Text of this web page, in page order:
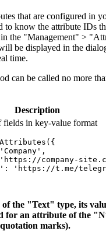
that are configured in
to know the attribute IDs
the "Management" >
be displayed in the
time.
can be called no more
Description
fields in key-value format
company-
'https://t.me/
the "Text" type, its
for an attribute of the
marks).